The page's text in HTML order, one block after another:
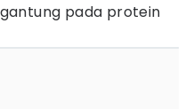
pada protein